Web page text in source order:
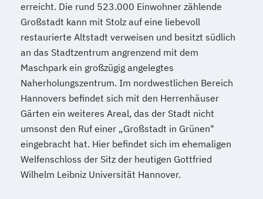
erreicht. Die rund 523.000 Einwohner zählende
Großstadt kann mit Stolz auf eine liebevoll
restaurierte Altstadt verweisen und besitzt südlich
an das Stadtzentrum angrenzend mit dem
Maschpark ein großzügig angelegtes
Naherholungszentrum. Im nordwestlichen Bereich
Hannovers befindet sich mit den Herrenhäuser
Gärten ein weiteres Areal, das der Stadt nicht
umsonst den Ruf einer „Großstadt in Grünen"
eingebracht hat. Hier befindet sich im ehemaligen
Welfenschloss der Sitz der heutigen Gottfried
Wilhelm Leibniz Universität Hannover.